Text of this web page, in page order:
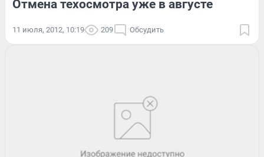
Отмена техосмотра уже в августе
11 июля, 2012, 10:19 209 Обсудить